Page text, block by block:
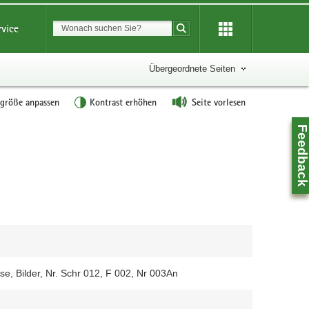
Suchbegriff
Suche starten
Übergeordnete Seiten
anpassen Kontrast erhöhen Seite vorlesen
Bilder, Nr. Schr 012, F 002, Nr 003An
Feedback